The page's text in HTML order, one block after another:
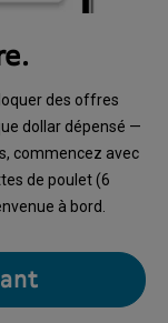
des offres
dollar dépensé —
commencez avec
de poulet (6
à bord.